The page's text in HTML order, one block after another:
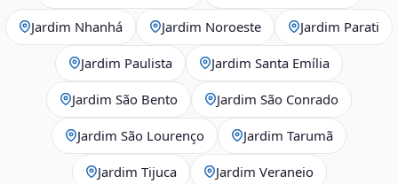
Jardim Nhanhá Jardim Noroeste Jardim Parati
Jardim Paulista Jardim Santa Emília
Jardim São Bento Jardim São Conrado
Jardim São Lourenço Jardim Tarumã
Jardim Tijuca Jardim Veraneio